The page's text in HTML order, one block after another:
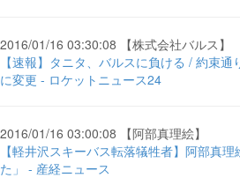
2016/01/16 03:30:08 【株式会社バルス】
【速報】タニタ、バルスに負ける / 約束通
に変更 - ロケットニュース24
2016/01/16 03:00:08 【阿部真理絵】
【軽井沢スキーバス転落犠牲者】阿部真
た」 - 産経ニュース